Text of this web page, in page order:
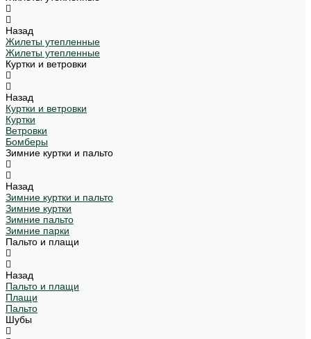
Назад
Жилеты утепленные
Жилеты утепленные
Куртки и ветровки
Назад
Куртки и ветровки
Куртки
Ветровки
Бомберы
Зимние куртки и пальто
Назад
Зимние куртки и пальто
Зимние куртки
Зимние пальто
Зимние парки
Пальто и плащи
Назад
Пальто и плащи
Плащи
Пальто
Шубы